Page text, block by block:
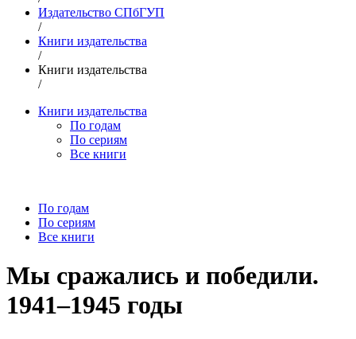
Издательство СПбГУП
/
Книги издательства
/
Книги издательства
/
Книги издательства
По годам
По сериям
Все книги
По годам
По сериям
Все книги
Мы сражались и победили.
1941–1945 годы